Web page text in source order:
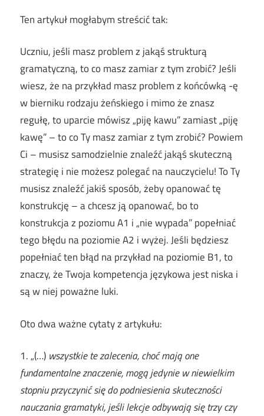
Ten artykuł mogłabym streścić tak:
Uczniu, jeśli masz problem z jakąś strukturą
gramatyczną, to co masz zamiar z tym zrobić? Jeśli
wiesz, że na przykład masz problem z końcówką -ę
w bierniku rodzaju żeńskiego i mimo że znasz
regułę, to uparcie mówisz „piję kawu” zamiast „piję
kawę” – to co Ty masz zamiar z tym zrobić? Powiem
Ci – musisz samodzielnie znaleźć jakąś skuteczną
strategię i nie możesz polegać na nauczycielu! To Ty
musisz znaleźć jakiś sposób, żeby opanować tę
konstrukcję – a chcesz ją opanować, bo to
konstrukcja z poziomu A1 i „nie wypada” popełniać
tego błędu na poziomie A2 i wyżej. Jeśli będziesz
popełniać ten błąd na przykład na poziomie B1, to
znaczy, że Twoja kompetencja językowa jest niska i
są w niej poważne luki.
Oto dwa ważne cytaty z artykułu:
1. „(…) wszystkie te zalecenia, choć mają one
fundamentalne znaczenie, mogą jedynie w niewielkim
stopniu przyczynić się do podniesienia skuteczności
nauczania gramatyki, jeśli lekcje odbywają się trzy czy